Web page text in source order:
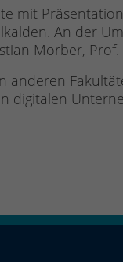
mit
An der
Morber,
anderen
digitalen